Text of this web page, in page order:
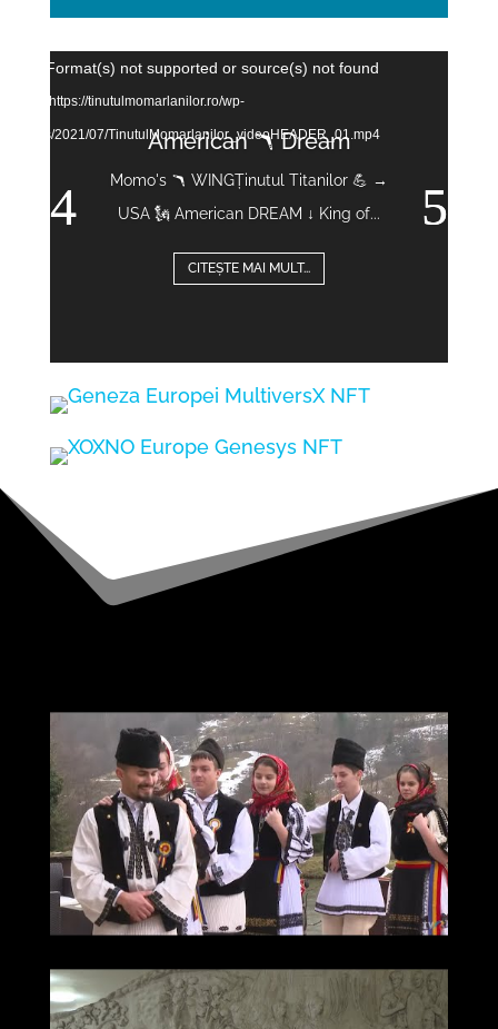
Video
Player
Format(s) not supported or source(s) not found
File: https://tinutulmomarlanilor.ro/wp-
uploads/2021/07/TinutulMomarlanilor_videoHEADER_01.mp4
American 🪃 Dream
Momo's 🪃 WINGȚinutul Titanilor 💪 →
USA 🗽 American DREAM ↓ King of...
CITEȘTE MAI MULT...